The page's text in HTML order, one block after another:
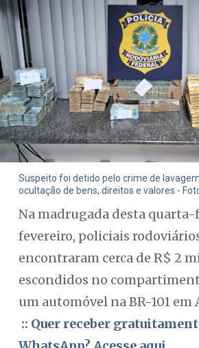
Suspeito foi detido pelo crime de
ocultação de bens, direitos e valores -
Na madrugada desta quarta-
fevereiro, policiais
encontraram cerca de R$ 2
escondidos no
um automóvel na BR-101 em
:: Quer receber